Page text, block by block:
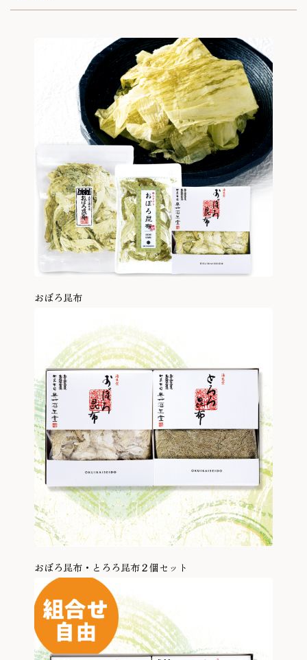
おぼろ昆布
おぼろ昆布・とろろ昆布２個セット